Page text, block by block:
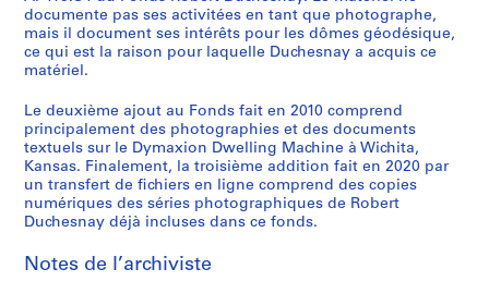
0
AP115.S3
u
s
-
s
é
r
i
e
u
s
-
s
é
r
i
e
u
s
-
s
é
r
i
e
u
s
-
s
é
r
i
e
S
r
i
e
(
s
)
documente pas ses activitées en tant que photographe,
mais il document ses intérêts pour les dômes géodésique,
ce qui est la raison pour laquelle Duchesnay a acquis ce
matériel.
Le deuxième ajout au Fonds fait en 2010 comprend
principalement des photographies et des documents
textuels sur le Dymaxion Dwelling Machine à Wichita,
Kansas. Finalement, la troisième addition fait en 2020 par
un transfert de fichiers en ligne comprend des copies
numériques des séries photographiques de Robert
Duchesnay déjà incluses dans ce fonds.
Notes de l’archiviste